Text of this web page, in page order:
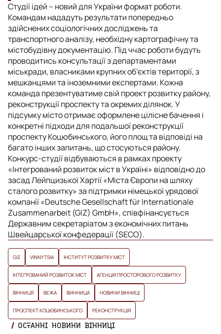
Студії ідей – новий для України формат роботи.
Командам нададуть результати попередньо
здійснених соціологічних досліджень та
транспортного аналізу, необхідну картографічну та
містобудівну документацію. Під ччас роботи будуть
проводитись консультації з департаментами
міськради, власниками крупних об’єктів території, з
мешканцями та іноземними експертами. Кожна
команда презентуватиме свій проект розвитку району,
реконструкції проспекту та окремих ділянок. У
підсумку місто отримає оформлене цілісне бачення і
конкретні підходи для подальшої реконструкції
проспекту Коцюбинського, його площ та відповіді на
багато інших запитань, що стосуються району.
Конкурс-студії відбуваються в рамках проекту
«Інтегрований розвиток міст в Україні» відповідно до
засад Лейпцизької Хартії «Міста Європи на шляху
сталого розвитку» за підтримки німецької урядової
компанії «Deutsche Gesellschaft für Internationale
Zusammenarbeit (GIZ) GmbH», співфінансується
Державним секретаріатом з економічних питань
Швейцарської конфедерації (SECO).
GIZ VINNYTSIA ІНСТИТУТ РОЗВИТКУ МІСТ
ІНТЕГРОВАНИЙ РОЗВИТОК МІСТ АГЕНЦІЯ ПРОСТОРОВОГО РОЗВИТКУ
ВІННИЦЯ ВЕЖА ВИННИЦА НОВИНИ ВІННИЦІ
ПРОСПЕКТ КОЦЮБИНСЬКОГО РЕКОНСТРУКЦІЯ
ОСТАННІ НОВИНИ ВІННИЦІ